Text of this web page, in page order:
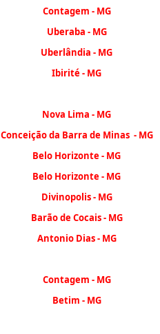
Contagem - MG
Uberaba - MG
Uberlândia - MG
Ibirité - MG
Nova Lima - MG
Conceição da Barra de Minas - MG
Belo Horizonte - MG
Belo Horizonte - MG
Divinopolis - MG
Barão de Cocais - MG
Antonio Dias - MG
Contagem - MG
Betim - MG